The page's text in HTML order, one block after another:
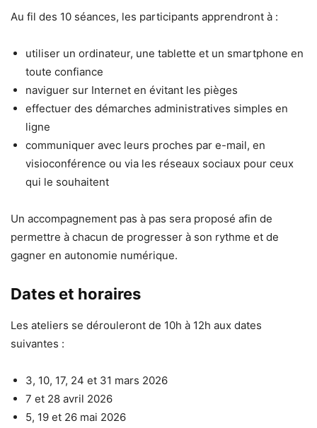
Au fil des 10 séances, les participants apprendront à :
utiliser un ordinateur, une tablette et un smartphone en
toute confiance
naviguer sur Internet en évitant les pièges
effectuer des démarches administratives simples en
ligne
communiquer avec leurs proches par e-mail, en
visioconférence ou via les réseaux sociaux pour ceux
qui le souhaitent
Un accompagnement pas à pas sera proposé afin de
permettre à chacun de progresser à son rythme et de
gagner en autonomie numérique.
Dates et horaires
Les ateliers se dérouleront de 10h à 12h aux dates
suivantes :
3, 10, 17, 24 et 31 mars 2026
7 et 28 avril 2026
5, 19 et 26 mai 2026